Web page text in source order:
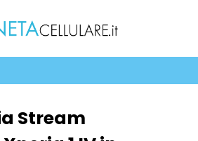
Stream